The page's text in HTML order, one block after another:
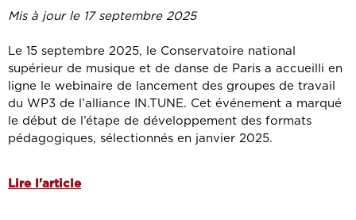
Mis à jour le 17 septembre 2025
Le 15 septembre 2025, le Conservatoire national
supérieur de musique et de danse de Paris a accueilli en
ligne le webinaire de lancement des groupes de travail
du WP3 de l’alliance IN.TUNE. Cet événement a marqué
le début de l’étape de développement des formats
pédagogiques, sélectionnés en janvier 2025.
Lire l'article